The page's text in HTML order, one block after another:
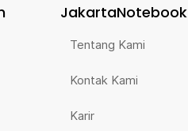
JakartaNotebook
Tentang Kami
Kontak Kami
Karir